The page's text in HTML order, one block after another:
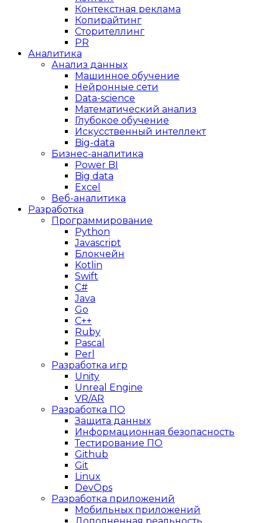
Контекстная реклама
Копирайтинг
Сторителлинг
PR
Аналитика
Анализ данных
Машинное обучение
Нейронные сети
Data-science
Математический анализ
Глубокое обучение
Искусственный интеллект
Big-data
Бизнес-аналитика
Power BI
Big data
Excel
Веб-аналитика
Разработка
Программирование
Python
Javascript
Блокчейн
Kotlin
Swift
C#
Java
Go
C++
Ruby
Pascal
Perl
Разработка игр
Unity
Unreal Engine
VR/AR
Разработка ПО
Защита данных
Информационная безопасность
Тестирование ПО
Github
Git
Linux
DevOps
Разработка приложений
Мобильных приложений